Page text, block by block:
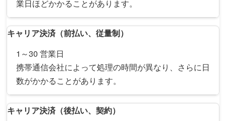
業日ほどかかることがあります。
キャリア決済（前払い、従量制）
1～30 営業日
携帯通信会社によって処理の時間が異なり、さらに日
数がかかることがあります。
キャリア決済（後払い、契約）